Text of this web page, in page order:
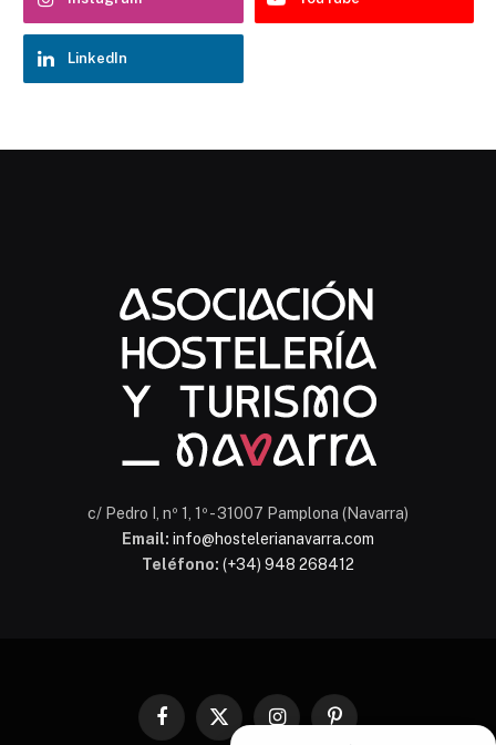
LinkedIn
Chatbot Hostelería Navarra
En línea
c/ Pedro I, nº 1, 1º - 31007 Pamplona (Navarra)
Email: info@hostelerianavarra.com
Teléfono: (+34) 948 268412
Facebook
X
InstagramPinterest